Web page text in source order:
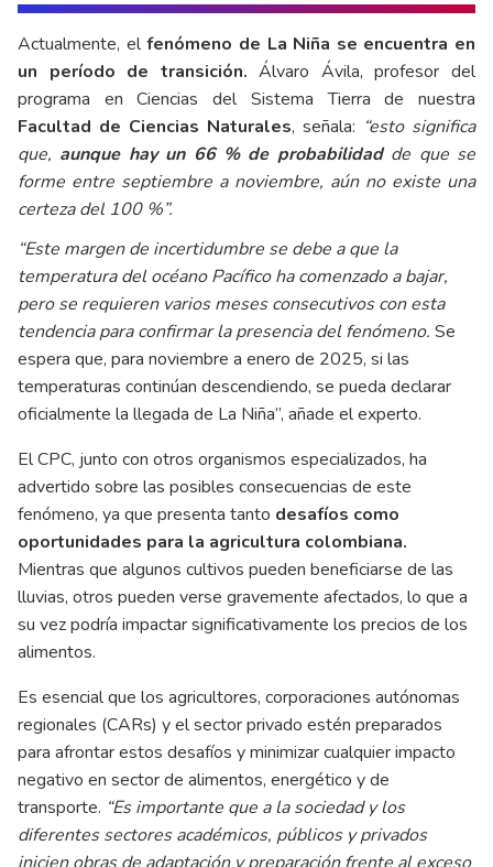
Actualmente, elfenómeno de La Niña se encuentra en
un período de transición. Álvaro Ávila, profesor del
programa en Ciencias del Sistema Tierra de nuestra
Facultad de Ciencias Naturales, señala: “esto significa
que, aunque hay un 66 % de probabilidadde que se
forme entre septiembre a noviembre, aún no existe una
certeza del 100 %”.
“Este margen de incertidumbre se debe a que la
temperatura del océano Pacífico ha comenzado a bajar,
pero se requieren varios meses consecutivos con esta
tendencia para confirmar la presencia del fenómeno. Se
espera que, para noviembre a enero de 2025, si las
temperaturas continúan descendiendo, se pueda declarar
oficialmente la llegada de La Niña”, añade el experto.
El CPC, junto con otros organismos especializados, ha
advertido sobre las posibles consecuencias de este
fenómeno, ya que presenta tanto desafíos como
oportunidades para la agricultura colombiana.
Mientras que algunos cultivos pueden beneficiarse de las
lluvias, otros pueden verse gravemente afectados, lo que a
su vez podría impactar significativamente los precios de los
alimentos.
Es esencial que los agricultores, corporaciones autónomas
regionales (CARs) y el sector privado estén preparados
para afrontar estos desafíos y minimizar cualquier impacto
negativo en sector de alimentos, energético y de
transporte. “Es importante que a la sociedad y los
diferentes sectores académicos, públicos y privados